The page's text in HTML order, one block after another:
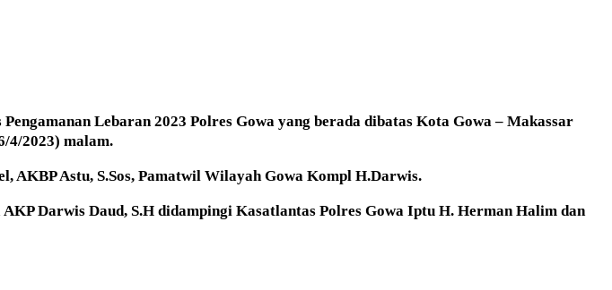
Lebaran 2023 Polres Gowa yang berada dibatas Kota Gowa – Makassar
4/2023) malam.
AKBP Astu, S.Sos, Pamatwil Wilayah Gowa Kompl H.Darwis.
Darwis Daud, S.H didampingi Kasatlantas Polres Gowa Iptu H. Herman Halim dan